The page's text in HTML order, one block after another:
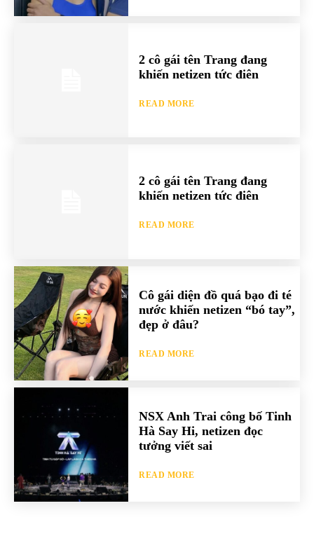
2 cô gái tên Trang đang
khiến netizen tức điên
READ MORE
2 cô gái tên Trang đang
khiến netizen tức điên
READ MORE
Cô gái diện đồ quá bạo đi té
nước khiến netizen “bó tay”,
đẹp ở đâu?
READ MORE
NSX Anh Trai công bố Tinh
Hà Say Hi, netizen đọc
tưởng viết sai
READ MORE